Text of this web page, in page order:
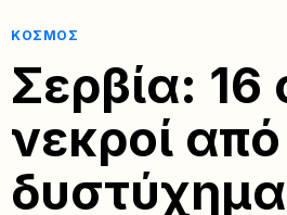
ΚΌΣΜΟΣ
Σερβία: 16
νεκροί